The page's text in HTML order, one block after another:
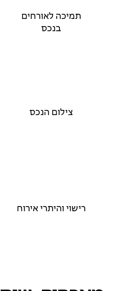
תמיכה לאורחים
בנכס
צילום הנכס
רישוי והיתרי אירוח